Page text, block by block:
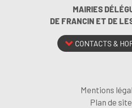
MAIRIES
DE FRANCIN ET DE
CONTACTS &
Mentions
Plan de site